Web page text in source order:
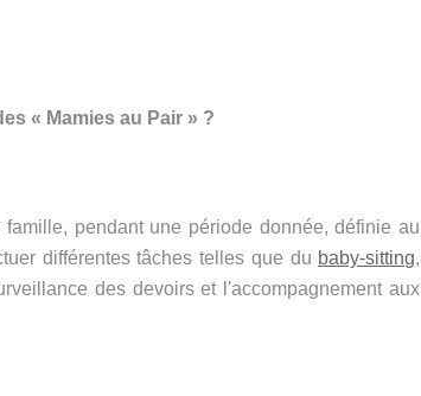
« Mamies au Pair » ?
pendant une période donnée, définie au
différentes tâches telles que du baby-sitting,
des devoirs et l'accompagnement aux